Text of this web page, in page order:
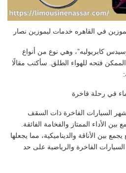
في القاهره خدمات ليموزين نصار
كابريوليه”، وهي نوع من أنواع
فتحه للهواء الطلق. سأكتب مقالًا
في رحلة فاخرة
السيارات الفاخرة ذات السقف
الأداء الممتاز والفخامة الفائقة.
بين الأناقة والديناميكية، مما يجعلها
الفاخرة والرياضية على حد